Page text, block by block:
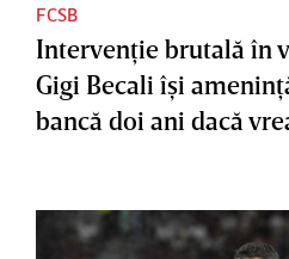
FCSB
Intervenţie brutală în
Gigi Becali îşi
bancă doi ani dacă